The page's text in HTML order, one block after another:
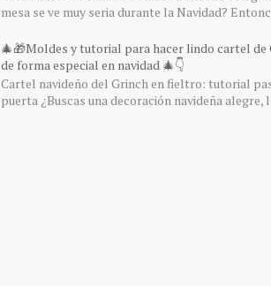
mesa se ve muy seria durante la Navidad?
🎄🎁Moldes y tutorial para hacer lindo cartel
de forma especial en navidad 🎄👇
Cartel navideño del Grinch en fieltro: tutorial
puerta ¿Buscas una decoración navideña alegre,